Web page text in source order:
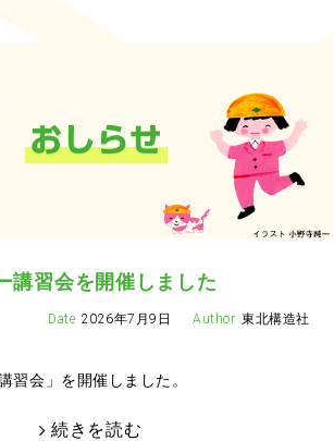
講習会を開催しました
2026年7月9日 東北構造社
習会」を開催しました。
続きを読む